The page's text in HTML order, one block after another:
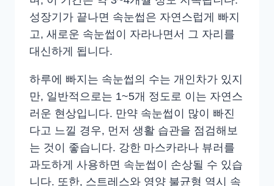
성장기가 끝나면 속눈썹은 자연스럽게 빠지
고, 새로운 속눈썹이 자라나면서 그 자리를
대신하게 됩니다.
하루에 빠지는 속눈썹의 수는 개인차가 있지
만, 일반적으로는 1~5개 정도로 이는 자연스
러운 현상입니다. 만약 속눈썹이 많이 빠진
다고 느낄 경우, 먼저 생활 습관을 점검해보
는 것이 좋습니다. 강한 마스카라나 뷰러를
과도하게 사용하면 속눈썹이 손상될 수 있습
니다. 또한, 스트레스와 영양 불균형 역시 속